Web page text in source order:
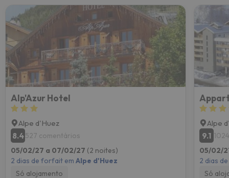
Alp'Azur Hotel
Alpe d'Huez
8.4527 comentários
05/02/27 a 07/02/27 (2 noites)
2 dias de forfait em Alpe d'Huez
Só alojamento
Alpe
9.1
05/02/
2 dias
Só